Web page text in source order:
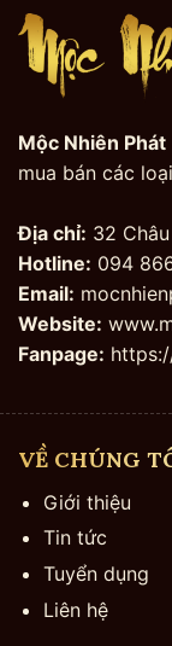
Mộc Nhiên Phát
mua bán các
Địa chỉ: 32
Hotline: 094
Email:
Website:
Fanpage:
VỀ CHÚNG
Giới thiệu
Tin tức
Tuyển dụng
Liên hệ